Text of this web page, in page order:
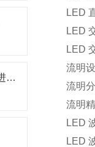
如何使用SECG标准辅助软件进行数据加密和防护
LED
LED
LED
流明
流明
流明
LED
LED